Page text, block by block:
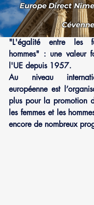
Europe Direct
L’UE agit pour
femmes :
"L'égalité entre les
hommes" : une valeur
l'UE depuis 1957.
Au niveau
européenne est
plus pour la promotion
les femmes et les
encore de nombreux